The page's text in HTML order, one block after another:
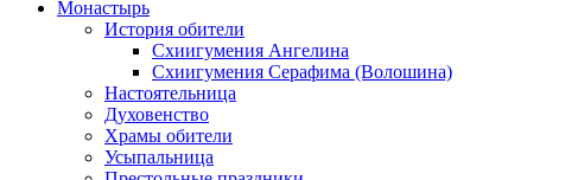
Монастырь
История обители
Схиигумения Ангелина
Схиигумения Серафима (Волошина)
Настоятельница
Духовенство
Храмы обители
Усыпальница